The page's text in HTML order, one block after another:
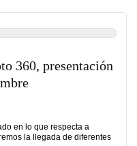
360, presentación
en lo que respecta a
la llegada de diferentes